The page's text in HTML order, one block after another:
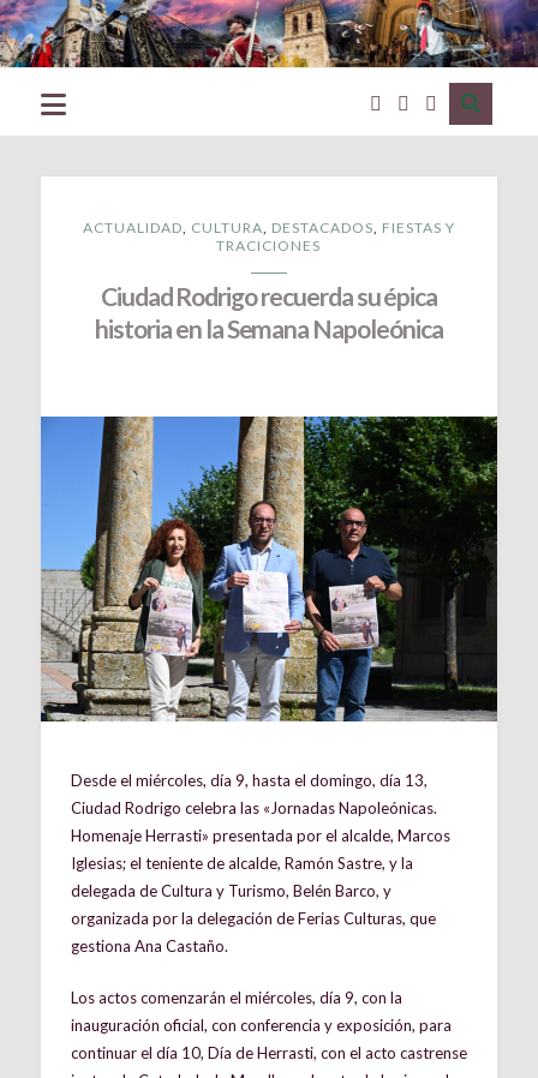
Excmo.
Ayuntamiento
Rodrigo
ACTUALIDAD, CULTURA, DESTACADOS, FIESTAS Y
TRACICIONES
Ciudad Rodrigo recuerda su épica
historia en la Semana Napoleónica
Desde el miércoles, día 9, hasta el domingo, día 13,
Ciudad Rodrigo celebra las «Jornadas Napoleónicas.
Homenaje Herrasti» presentada por el alcalde, Marcos
Iglesias; el teniente de alcalde, Ramón Sastre, y la
delegada de Cultura y Turismo, Belén Barco, y
organizada por la delegación de Ferias Culturas, que
gestiona Ana Castaño.
Los actos comenzarán el miércoles, día 9, con la
inauguración oficial, con conferencia y exposición, para
continuar el día 10, Día de Herrasti, con el acto castrense